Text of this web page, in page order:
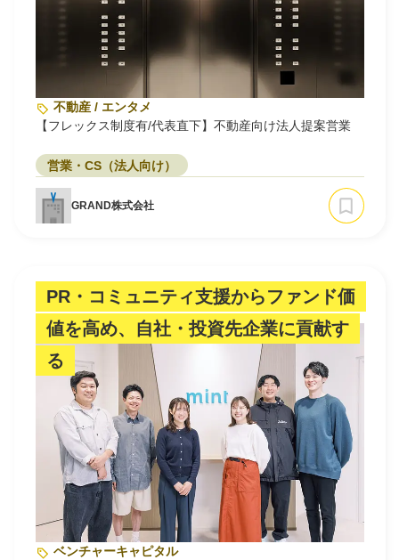
不動産 / エンタメ
【フレックス制度有/代表直下】不動産向け法人提案営業
営業・CS（法人向け）
GRAND株式会社
PR・コミュニティ支援からファンド価
値を高め、自社・投資先企業に貢献す
る
ベンチャーキャピタル